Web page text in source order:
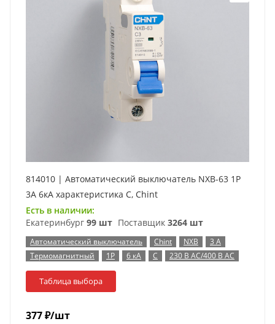
814010 | Автоматический выключатель NXB-63 1P
3А 6кА характеристика C, Chint
Есть в наличии:
Екатеринбург 99 шт Поставщик 3264 шт
Автоматический выключатель Chint NXB
3 А
Термомагнитный
1P 6 кА C 230 В AC/400 В AC
Таблица выбора
377₽/шт